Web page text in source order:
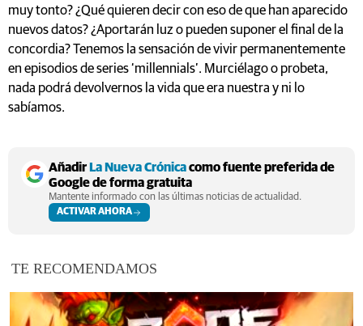
muy tonto? ¿Qué quieren decir con eso de que han aparecido
nuevos datos? ¿Aportarán luz o pueden suponer el final de la
concordia? Tenemos la sensación de vivir permanentemente
en episodios de series ‘millennials’. Murciélago o probeta,
nada podrá devolvernos la vida que era nuestra y ni lo
sabíamos.
Añadir La Nueva Crónicacomo fuente preferida de
Google de forma gratuita
Mantente informado con las últimas noticias de actualidad.
ACTIVAR AHORA
TE RECOMENDAMOS